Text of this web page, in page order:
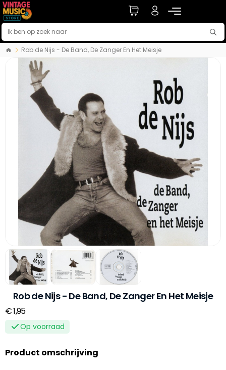
Rob de Nijs - De Band, De Zanger En Het Meisje
Rob de Nijs - De Band, De Zanger En Het Meisje
€ 1,95
Op voorraad
Product omschrijving